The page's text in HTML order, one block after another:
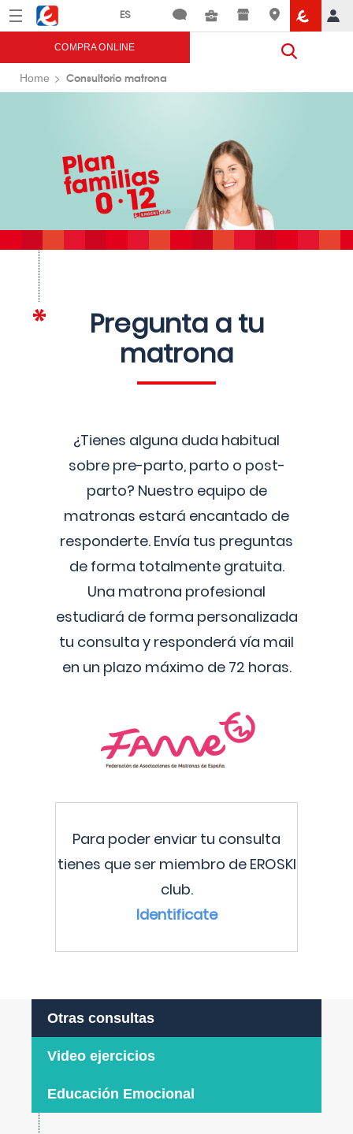
Menú Eroski
COMPRA ONLINE
Home Consultorio matrona
Pregunta a tu
matrona
¿Tienes alguna duda habitual
sobre pre-parto, parto o post-
parto? Nuestro equipo de
matronas estará encantado de
responderte. Envía tus preguntas
de forma totalmente gratuita.
Una matrona profesional
estudiará de forma personalizada
tu consulta y responderá vía mail
en un plazo máximo de 72 horas.
Para poder enviar tu consulta
tienes que ser miembro de EROSKI
club.
Identificate
Otras consultas
Video ejercicios
Educación Emocional